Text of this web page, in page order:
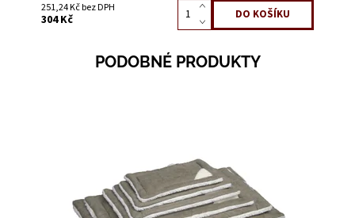
251,24 Kč bez DPH
304 Kč
PODOBNÉ PRODUKTY
56674